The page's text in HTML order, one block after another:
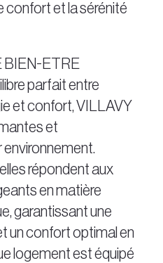
confort et la sérénité
BIEN-ETRE
parfait entre
et confort, VILLAVY
et
répondent aux
en matière
garantissant une
un confort optimal en
logement est équipé